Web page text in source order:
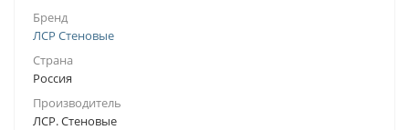
Бренд
ЛСР Стеновые
Страна
Россия
Производитель
ЛСР. Стеновые